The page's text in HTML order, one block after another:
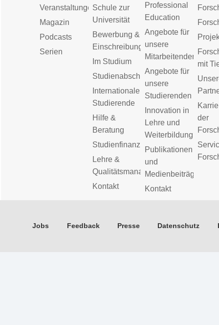
Veranstaltungen
Magazin
Podcasts
Serien
Schule zur
Universität
Bewerbung &
Einschreibung
Im Studium
Studienabschluss
Internationale
Studierende
Hilfe &
Beratung
Studienfinanzierung
Lehre &
Qualitätsmanagement
Kontakt
Professional
Education
Angebote für
unsere
Mitarbeitenden
Angebote für
unsere
Studierenden
Innovation in
Lehre und
Weiterbildung
Publikationen
und
Medienbeiträge
Kontakt
mit
der
Jobs Feedback Presse Datenschutz